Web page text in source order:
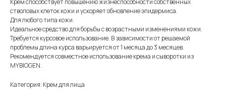
стволовых клеток кожи и ускоряет обновление эпидермиса.
Для любого типа кожи.
Идеальное средство для борьбы с возрастными изменениями кожи.
Требуется курсовое использование. В зависимости от решаемой
проблемы длина курса варьируется от 1 месяца до 3 месяцев.
Рекомендуется совместное использование крема и сыворотки из
MYBIOGEN.
Категория: Крем для лица